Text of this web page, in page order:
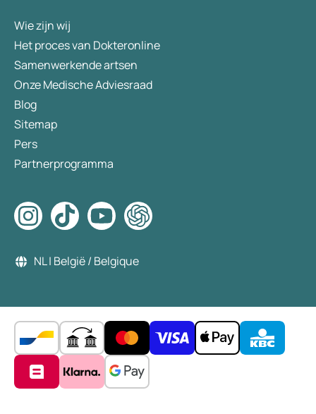
Wie zijn wij
Het proces van Dokteronline
Samenwerkende artsen
Onze Medische Adviesraad
Blog
Sitemap
Pers
Partnerprogramma
NL | België / Belgique